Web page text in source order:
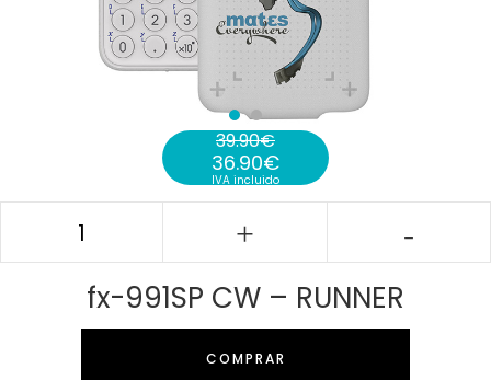
fx-991SP CW – RUNNER
39.90€
El precio original era: 39.90€.
36.90€
El precio actual es: 36.90€.
IVA incluido
COMPRAR